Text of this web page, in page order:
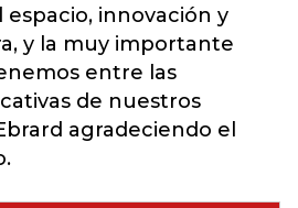
espacio, innovación y
y la muy importante
entre las
de nuestros
agradeciendo el